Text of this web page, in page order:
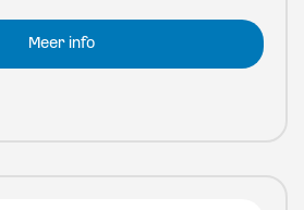
Meer info